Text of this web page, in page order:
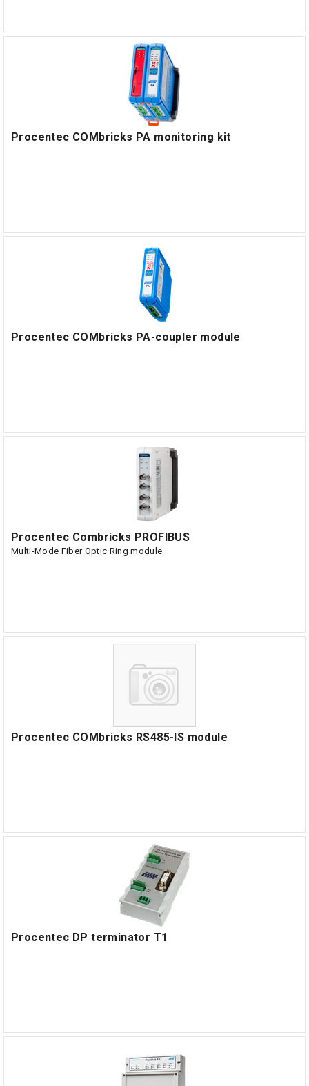
Procentec COMbricks PA monitoring kit
Procentec COMbricks PA-coupler module
Procentec Combricks PROFIBUS
Multi-Mode Fiber Optic Ring module
Procentec COMbricks RS485-IS module
Procentec DP terminator T1